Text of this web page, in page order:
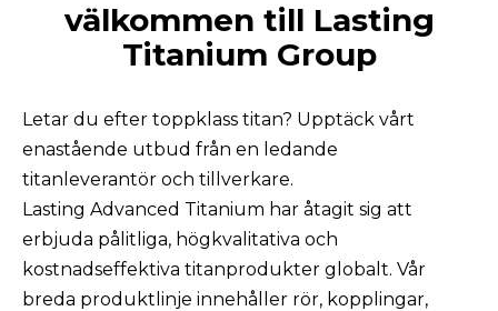
välkommen till Lasting
Titanium Group
Letar du efter toppklass titan? Upptäck vårt
enastående utbud från en ledande
titanleverantör och tillverkare.
Lasting Advanced Titanium har åtagit sig att
erbjuda pålitliga, högkvalitativa och
kostnadseffektiva titanprodukter globalt. Vår
breda produktlinje innehåller rör, kopplingar,